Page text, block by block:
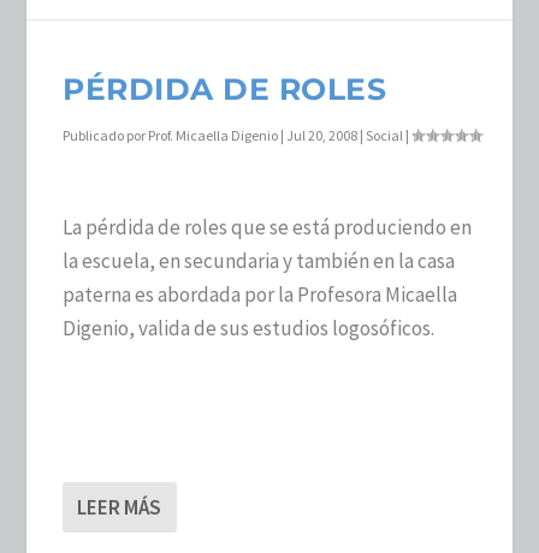
PÉRDIDA DE ROLES
Publicado por Prof. Micaella Digenio | Jul 20, 2008 | Social |
La pérdida de roles que se está produciendo en
la escuela, en secundaria y también en la casa
paterna es abordada por la Profesora Micaella
Digenio, valida de sus estudios logosóficos.
LEER MÁS